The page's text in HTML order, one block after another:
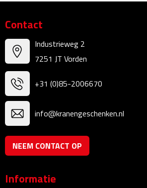
Bureau Toebehoren
Bureauklokken
Bureaulampen
Bureau onderleggers
Bureau organizers
Contact
Industrieweg 2
7251 JT Vorden
+31 (0)85-2006670
info@kranengeschenken.nl
NEEM CONTACT OP
Informatie